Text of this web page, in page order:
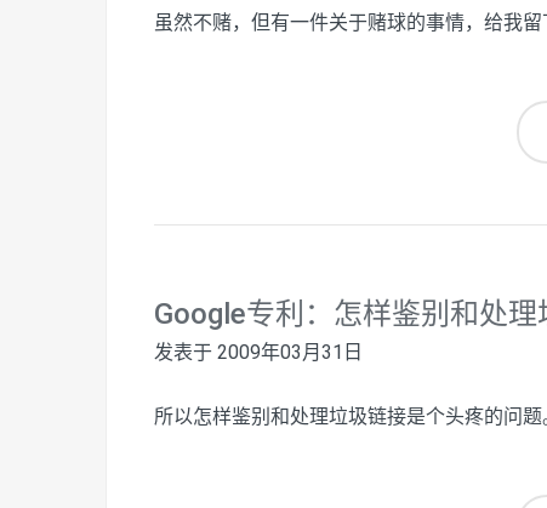
虽然不赌，但有一件关于赌球的事情，给我留
Google专利：怎样鉴别和处理
发表于 2009年03月31日
所以怎样鉴别和处理垃圾链接是个头疼的问